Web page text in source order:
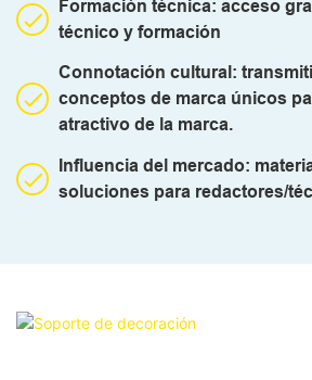
Formación técnica: acceso
técnico y formación
Connotación cultural:
conceptos de marca únicos
atractivo de la marca.
Influencia del mercado:
soluciones para redactores/